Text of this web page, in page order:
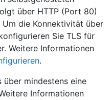
über HTTP (Port 80)
die Konnektivität über
Sie TLS für
Weitere Informationen
.
über mindestens eine
Informationen